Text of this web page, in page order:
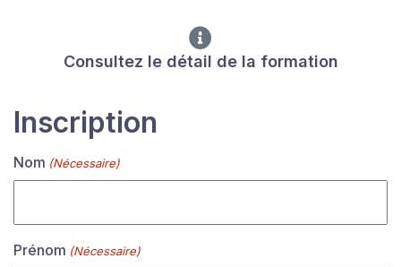
Consultez le détail de la formation
Inscription
Nom (Nécessaire)
Prénom (Nécessaire)